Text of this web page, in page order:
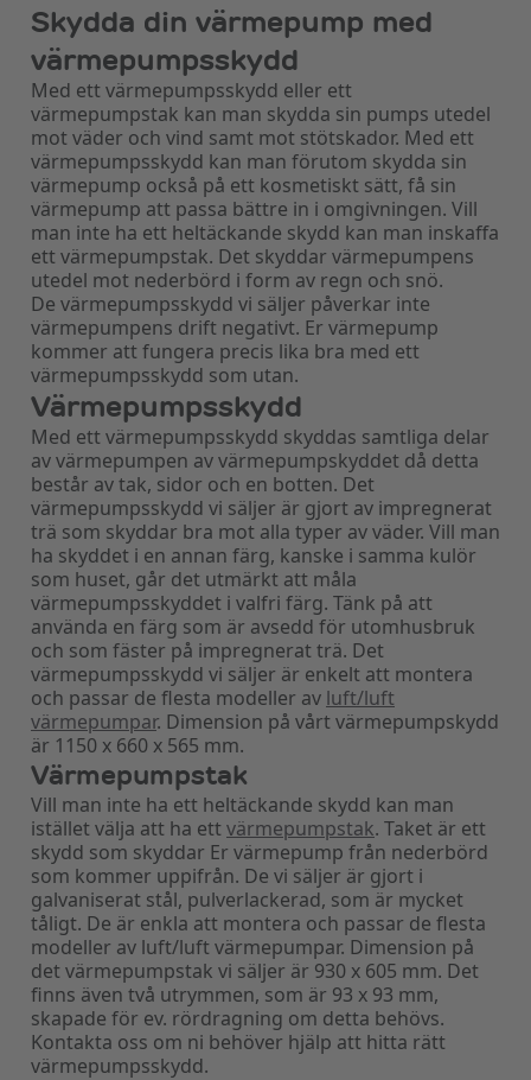
Skydda din värmepump med
värmepumpsskydd
Med ett värmepumpsskydd eller ett
värmepumpstak kan man skydda sin pumps utedel
mot väder och vind samt mot stötskador. Med ett
värmepumpsskydd kan man förutom skydda sin
värmepump också på ett kosmetiskt sätt, få sin
värmepump att passa bättre in i omgivningen. Vill
man inte ha ett heltäckande skydd kan man inskaffa
ett värmepumpstak. Det skyddar värmepumpens
utedel mot nederbörd i form av regn och snö.
De värmepumpsskydd vi säljer påverkar inte
värmepumpens drift negativt. Er värmepump
kommer att fungera precis lika bra med ett
värmepumpsskydd som utan.
Värmepumpsskydd
Med ett värmepumpsskydd skyddas samtliga delar
av värmepumpen av värmepumpskyddet då detta
består av tak, sidor och en botten. Det
värmepumpsskydd vi säljer är gjort av impregnerat
trä som skyddar bra mot alla typer av väder. Vill man
ha skyddet i en annan färg, kanske i samma kulör
som huset, går det utmärkt att måla
värmepumpsskyddet i valfri färg. Tänk på att
använda en färg som är avsedd för utomhusbruk
och som fäster på impregnerat trä. Det
värmepumpsskydd vi säljer är enkelt att montera
och passar de flesta modeller av luft/luft
värmepumpar. Dimension på vårt värmepumpskydd
är 1150 x 660 x 565 mm.
Värmepumpstak
Vill man inte ha ett heltäckande skydd kan man
istället välja att ha ettvärmepumpstak. Taket är ett
skydd som skyddar Er värmepump från nederbörd
som kommer uppifrån. De vi säljer är gjort i
galvaniserat stål, pulverlackerad, som är mycket
tåligt. De är enkla att montera och passar de flesta
modeller av luft/luft värmepumpar. Dimension på
det värmepumpstak vi säljer är 930 x 605 mm. Det
finns även två utrymmen, som är 93 x 93 mm,
skapade för ev. rördragning om detta behövs.
Kontakta oss om ni behöver hjälp att hitta rätt
värmepumpsskydd.